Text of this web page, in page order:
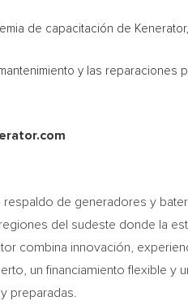
de capacitación de
y las
de generadores y
del sudeste donde la
combina innovación,
un financiamiento flexible y
preparadas.